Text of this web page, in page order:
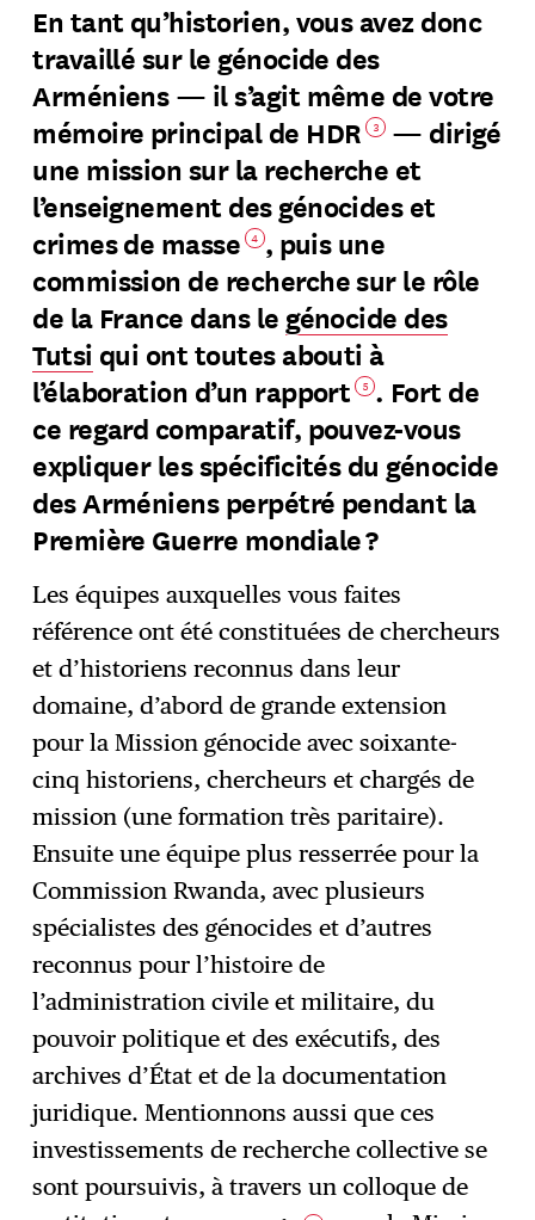
En tant qu’historien, vous avez donc
travaillé sur le génocide des
Arméniens — il s’agit même de votre
mémoire principal de HDR 3 — dirigé
une mission sur la recherche et
l’enseignement des génocides et
crimes de masse 4 , puis une
commission de recherche sur le rôle
de la France dans le génocide des
Tutsi qui ont toutes abouti à
l’élaboration d’un rapport 5 . Fort de
ce regard comparatif, pouvez-vous
expliquer les spécificités du génocide
des Arméniens perpétré pendant la
Première Guerre mondiale ?
Les équipes auxquelles vous faites
référence ont été constituées de chercheurs
et d’historiens reconnus dans leur
domaine, d’abord de grande extension
pour la Mission génocide avec soixante-
cinq historiens, chercheurs et chargés de
mission (une formation très paritaire).
Ensuite une équipe plus resserrée pour la
Commission Rwanda, avec plusieurs
spécialistes des génocides et d’autres
reconnus pour l’histoire de
l’administration civile et militaire, du
pouvoir politique et des exécutifs, des
archives d’État et de la documentation
juridique. Mentionnons aussi que ces
investissements de recherche collective se
sont poursuivis, à travers un colloque de